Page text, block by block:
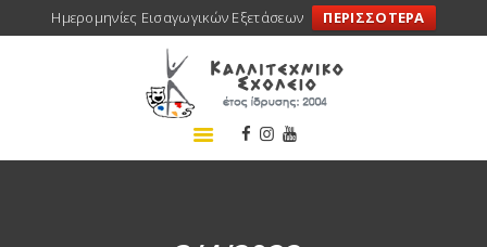
Ημερομηνίες Εισαγωγικών Εξετάσεων ΠΕΡΙΣΣΟΤΕΡΑ
ΑΡΧΙΚΗ
ΠΡΟΓΡΑΜΜΑΤΑ